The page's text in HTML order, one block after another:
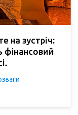
на зустріч:
фінансовий